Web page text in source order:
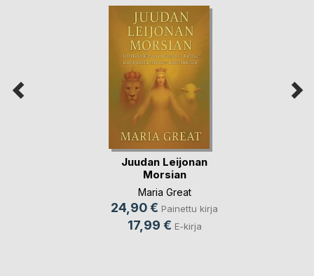
Juudan Leijonan
Morsian
Maria Great
24,90 € Painettu kirja
17,99 € E-kirja